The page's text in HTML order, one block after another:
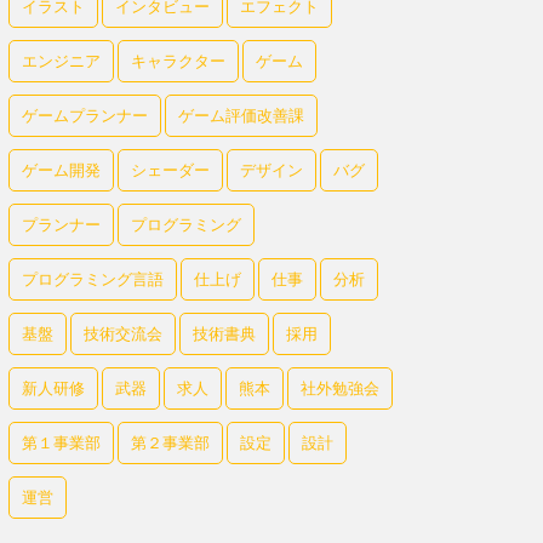
イラスト インタビュー エフェクト
エンジニア キャラクター ゲーム
ゲームプランナー ゲーム評価改善課
ゲーム開発 シェーダー デザイン バグ
プランナー プログラミング
プログラミング言語 仕上げ 仕事 分析
基盤 技術交流会 技術書典 採用
新人研修 武器 求人 熊本 社外勉強会
第１事業部 第２事業部 設定 設計
運営